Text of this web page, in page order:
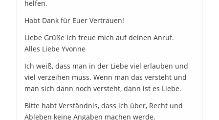
helfen.
Habt Dank für Euer Vertrauen!
Liebe Grüße Ich freue mich auf deinen Anruf.
Alles Liebe Yvonne
Ich weiß, dass man in der Liebe viel erlauben und
viel verzeihen muss. Wenn man das versteht und
man sich dann noch versteht, dann ist es Liebe.
Bitte habt Verständnis, dass ich über, Recht und
Ableben keine Angaben machen werde.